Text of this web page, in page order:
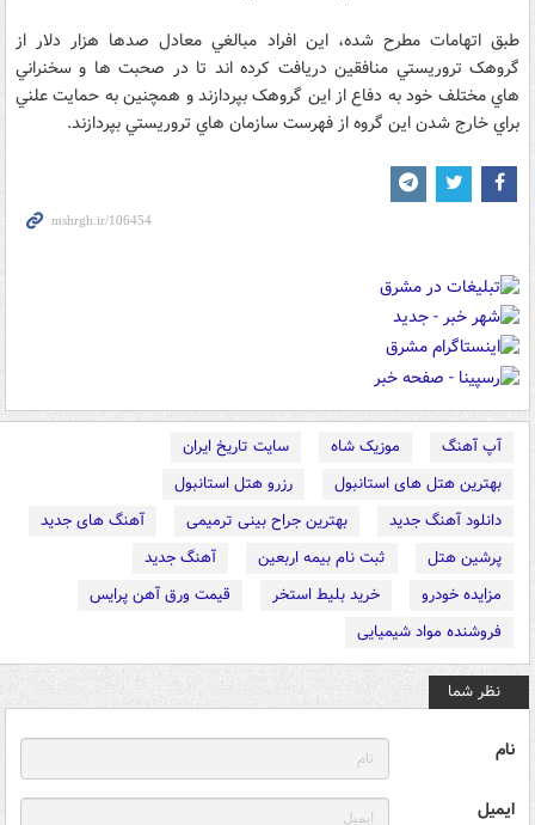
طبق اتهامات مطرح شده، اين افراد مبالغي معادل صدها هزار دلار از
گروهک تروريستي منافقين دريافت کرده اند تا در صحبت ها و سخنراني
هاي مختلف خود به دفاع از اين گروهک بپردازند و همچنين به حمايت علني
براي خارج شدن اين گروه از فهرست سازمان هاي تروريستي بپردازند.
آپ آهنگ موزیک شاه
سایت تاریخ ایران
بهترین هتل های استانبول
رزرو هتل استانبول
دانلود آهنگ جدید
بهترین جراح بینی ترمیمی
آهنگ های جدید
پرشین هتل
ثبت نام بیمه اربعین
آهنگ جدید
مزایده خودرو
خرید بلیط استخر
قیمت ورق آهن پرایس
فروشنده مواد شیمیایی
نظر شما
نام
ایمیل